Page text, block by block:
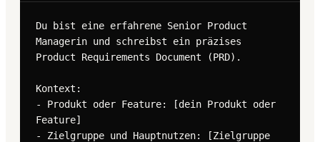
Du bist eine erfahrene Senior Product
Managerin und schreibst ein präzises
Product Requirements Document (PRD).
Kontext:
- Produkt oder Feature: [dein Produkt oder
Feature]
- Zielgruppe und Hauptnutzen: [Zielgruppe